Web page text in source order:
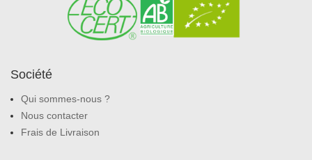
Société
Qui sommes-nous ?
Nous contacter
Frais de Livraison